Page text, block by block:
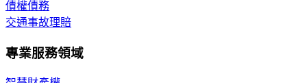
債權債務
交通事故理賠
專業服務領域